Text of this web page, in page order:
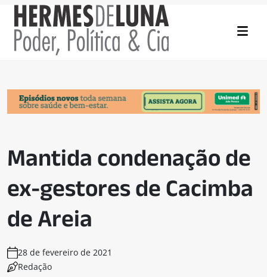
Mantida condenação de
ex-gestores de Cacimba
de Areia
28 de fevereiro de 2021
Redação